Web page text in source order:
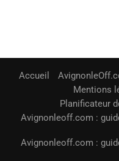
Accueil
Mentions
Planificateur
Avignonleoff.com :
Avignonleoff.com :